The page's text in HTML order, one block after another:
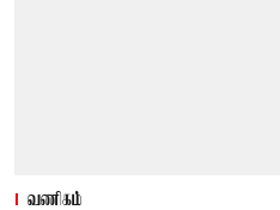
வணிகம்